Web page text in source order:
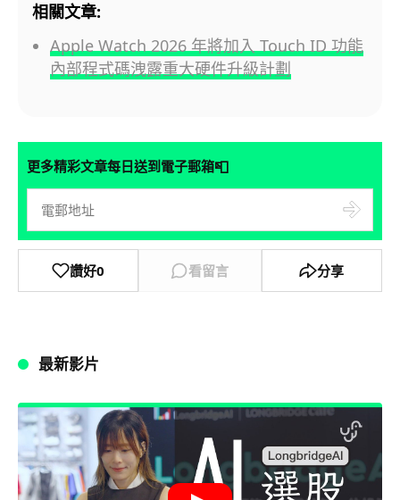
相關文章:
Apple Watch 2026 年將加入 Touch ID 功能
內部程式碼洩露重大硬件升級計劃
更多精彩文章每日送到電子郵箱📮
讚好0 看留言 分享
最新影片